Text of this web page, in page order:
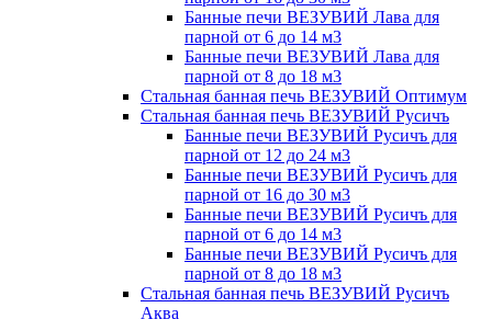
Банные печи ВЕЗУВИЙ Лава для
парной от 6 до 14 м3
Банные печи ВЕЗУВИЙ Лава для
парной от 8 до 18 м3
Стальная банная печь ВЕЗУВИЙ Оптимум
Стальная банная печь ВЕЗУВИЙ Русичъ
Банные печи ВЕЗУВИЙ Русичъ для
парной от 12 до 24 м3
Банные печи ВЕЗУВИЙ Русичъ для
парной от 16 до 30 м3
Банные печи ВЕЗУВИЙ Русичъ для
парной от 6 до 14 м3
Банные печи ВЕЗУВИЙ Русичъ для
парной от 8 до 18 м3
Стальная банная печь ВЕЗУВИЙ Русичъ
Аква